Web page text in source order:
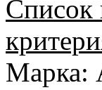
Марка: